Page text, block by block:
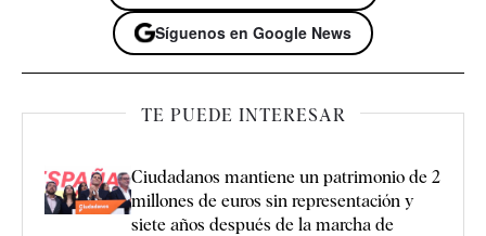
Síguenos en Google News
TE PUEDE INTERESAR
Ciudadanos mantiene un patrimonio de 2
millones de euros sin representación y
siete años después de la marcha de